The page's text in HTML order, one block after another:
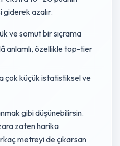
giderek azalır.
ve somut bir sıçrama
anlamlı, özellikle top-tier
çok küçük istatistiksel ve
gibi düşünebilirsin.
zaten harika
metreyi de çıkarsan